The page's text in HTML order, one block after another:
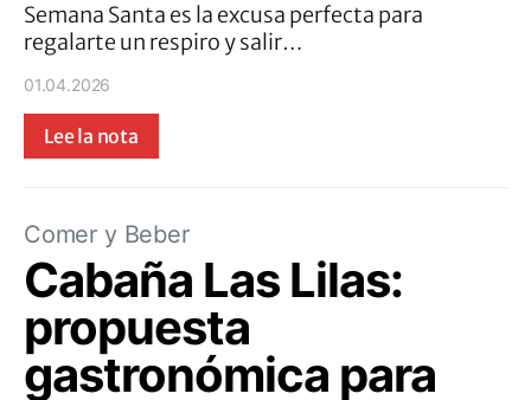
Semana Santa es la excusa perfecta para
regalarte un respiro y salir…
01.04.2026
Lee la nota
Comer y Beber
Cabaña Las Lilas:
propuesta
gastronómica para